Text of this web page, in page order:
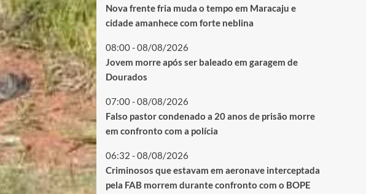
Nova frente fria muda o tempo em Maracaju e
cidade amanhece com forte neblina
08:00 - 08/08/2026
Jovem morre após ser baleado em garagem de
Dourados
07:00 - 08/08/2026
Falso pastor condenado a 20 anos de prisão morre
em confronto com a polícia
06:32 - 08/08/2026
Criminosos que estavam em aeronave interceptada
pela FAB morrem durante confronto com o BOPE